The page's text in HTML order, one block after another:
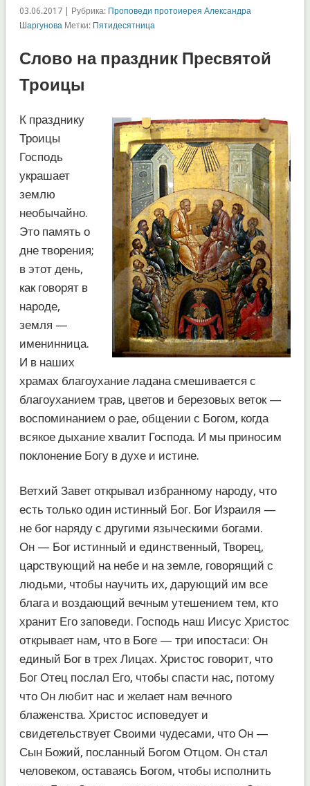
03.06.2017 | Рубрика: Проповеди протоиерея Александра
Шаргунова Метки: Пятидесятница
Слово на праздник Пресвятой
Троицы
К празднику
Троицы
Господь
украшает
землю
необычайно.
Это память о
дне творения;
в этот день,
как говорят в
народе,
земля —
именинница.
И в наших
храмах благоухание ладана смешивается с
благоуханием трав, цветов и березовых веток —
воспоминанием о рае, общении с Богом, когда
всякое дыхание хвалит Господа. И мы приносим
поклонение Богу в духе и истине.
Ветхий Завет открывал избранному народу, что
есть только один истинный Бог. Бог Израиля —
не бог наряду с другими языческими богами.
Он — Бог истинный и единственный, Творец,
царствующий на небе и на земле, говорящий с
людьми, чтобы научить их, дарующий им все
блага и воздающий вечным утешением тем, кто
хранит Его заповеди. Господь наш Иисус Христос
открывает нам, что в Боге — три ипостаси: Он
единый Бог в трех Лицах. Христос говорит, что
Бог Отец послал Его, чтобы спасти нас, потому
что Он любит нас и желает нам вечного
блаженства. Христос исповедует и
свидетельствует Своими чудесами, что Он —
Сын Божий, посланный Богом Отцом. Он стал
человеком, оставаясь Богом, чтобы исполнить